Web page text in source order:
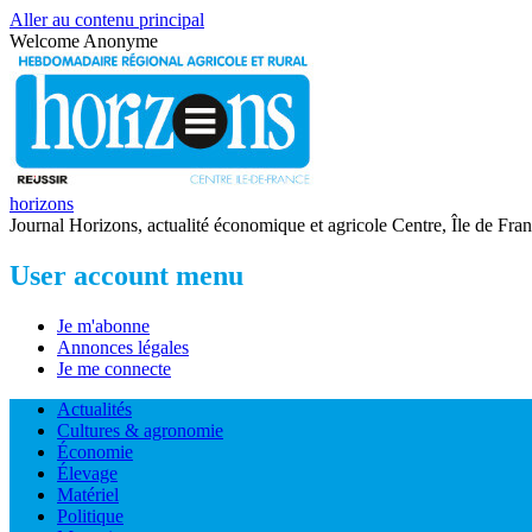
Aller au contenu principal
Welcome Anonyme
horizons
Journal Horizons, actualité économique et agricole Centre, Île de
User account menu
Je m'abonne
Annonces légales
Je me connecte
Actualités
Cultures & agronomie
Économie
Élevage
Matériel
Politique